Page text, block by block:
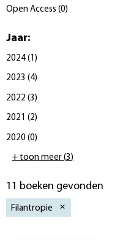
Open Access (0)
Jaar:
2024 (1 )
2023 (4)
2022 (3)
2021 (2)
2020 (0)
+ toon meer (3)
11 boeken gevonden
Filantropie